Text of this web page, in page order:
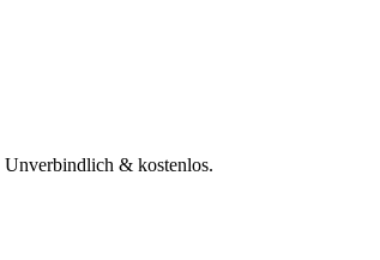
Unverbindlich & kostenlos.